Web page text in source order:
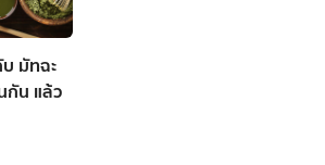
บ มัทฉะ
กัน แล้ว